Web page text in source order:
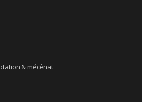
& mécénat